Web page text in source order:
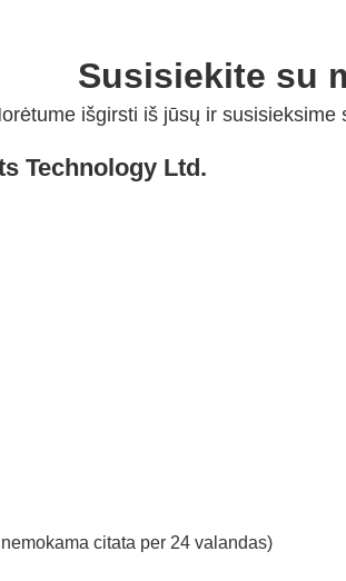
Susisiekite su
išgirsti iš jūsų ir susisieksime
Technology Ltd.
citata per 24 valandas)